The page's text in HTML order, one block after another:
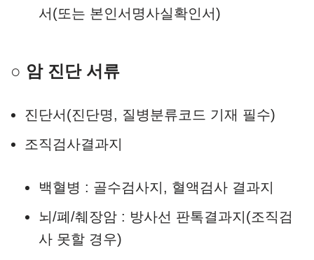
서(또는 본인서명사실확인서)
○ 암 진단 서류
진단서(진단명, 질병분류코드 기재 필수)
조직검사결과지
백혈병 : 골수검사지, 혈액검사 결과지
뇌/폐/췌장암 : 방사선 판톡결과지(조직검
사 못할 경우)